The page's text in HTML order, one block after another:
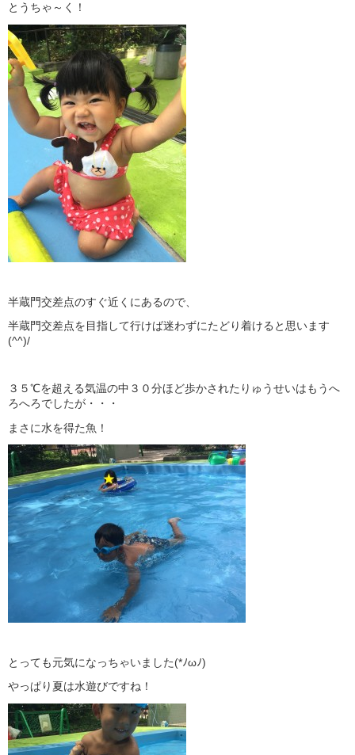
とうちゃ～く！
半蔵門交差点のすぐ近くにあるので、
半蔵門交差点を目指して行けば迷わずにたどり着けると思います
(^^)/
３５℃を超える気温の中３０分ほど歩かされたりゅうせいはもうへ
ろへろでしたが・・・
まさに水を得た魚！
とっても元気になっちゃいました(*ﾉωﾉ)
やっぱり夏は水遊びですね！